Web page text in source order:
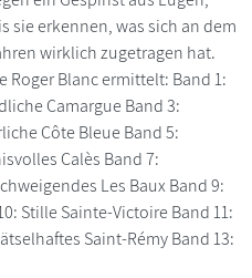
sie erkennen, was sich an dem
wirklich zugetragen hat.
Roger Blanc ermittelt: Band 1:
Camargue Band 3:
Côte Bleue Band 5:
Calès Band 7:
Les Baux Band 9:
Stille Sainte-Victoire Band 11:
Saint-Rémy Band 13: